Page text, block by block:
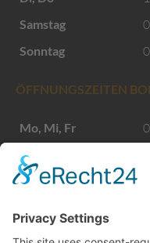
Samstag
Sonntag
ÖFFNUNGSZEITEN
Mo, Mi, Fr
Di, Do
Samstag
ÖFFNUNGSZEITEN